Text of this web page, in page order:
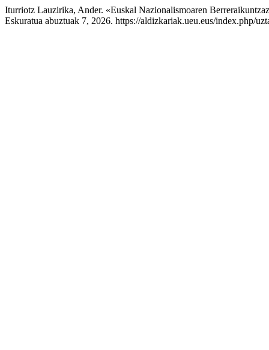
Iturriotz Lauzirika, Ander. «Euskal Nazionalismoaren
Eskuratua abuztuak 7, 2026. https://aldizkariak.ueu.eus/index.php/